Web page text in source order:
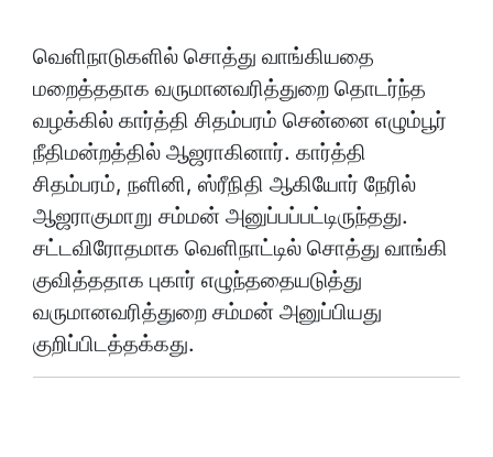
வெளிநாடுகளில் சொத்து வாங்கியதை
மறைத்ததாக வருமானவரித்துறை தொடர்ந்த
வழக்கில் கார்த்தி சிதம்பரம் சென்னை எழும்பூர்
நீதிமன்றத்தில் ஆஜராகினார். கார்த்தி
சிதம்பரம், நளினி, ஸ்ரீநிதி ஆகியோர் நேரில்
ஆஜராகுமாறு சம்மன் அனுப்பப்பட்டிருந்தது.
சட்டவிரோதமாக வெளிநாட்டில் சொத்து வாங்கி
குவித்ததாக புகார் எழுந்ததையடுத்து
வருமானவரித்துறை சம்மன் அனுப்பியது
குறிப்பிடத்தக்கது.